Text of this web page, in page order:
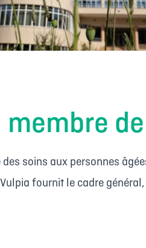
soins aux personnes
fournit le cadre